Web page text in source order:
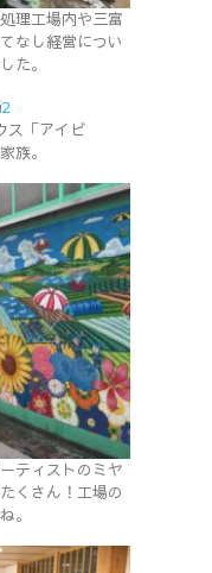
理工場内や三富
なし経営につい
た。
ス「アイビ
族。
ティストのミヤ
くさん！工場の
。